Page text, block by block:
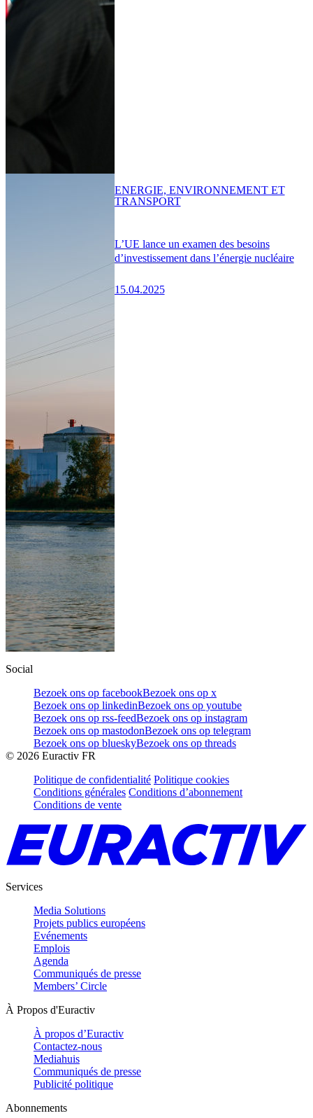
L’UE lance un examen des besoins
d’investissement dans l’énergie nucléaire
15.04.2025
ENERGIE, ENVIRONNEMENT ET
TRANSPORT
Social
Bezoek ons op facebookBezoek ons op x
Bezoek ons op linkedinBezoek ons op youtube
Bezoek ons op rss-feedBezoek ons op instagram
Bezoek ons op mastodonBezoek ons op telegram
Bezoek ons op blueskyBezoek ons op threads
© 2026 Euractiv FR
Politique de confidentialité Politique cookies
Conditions générales Conditions d’abonnement
Conditions de vente
Services
Media Solutions
Projets publics européens
Evénements
Emplois
Agenda
Communiqués de presse
Members’ Circle
À Propos d'Euractiv
À propos d’Euractiv
Contactez-nous
Mediahuis
Communiqués de presse
Publicité politique
Abonnements